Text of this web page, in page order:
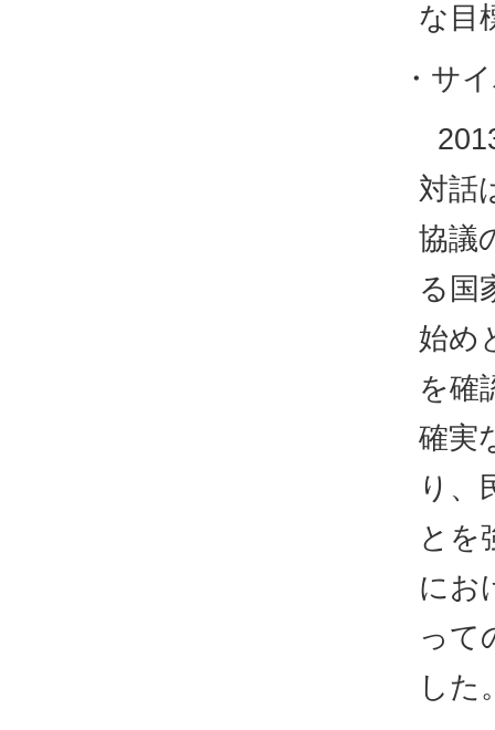
な目
・サ
対話
協議
る国
始め
を確
確実
り、
とを
にお
って
した